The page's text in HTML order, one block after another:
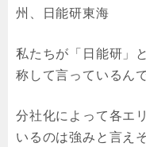
州、日能研東海
私たちが「日能研」
称して言っているん
分社化によって各エ
いるのは強みと言え